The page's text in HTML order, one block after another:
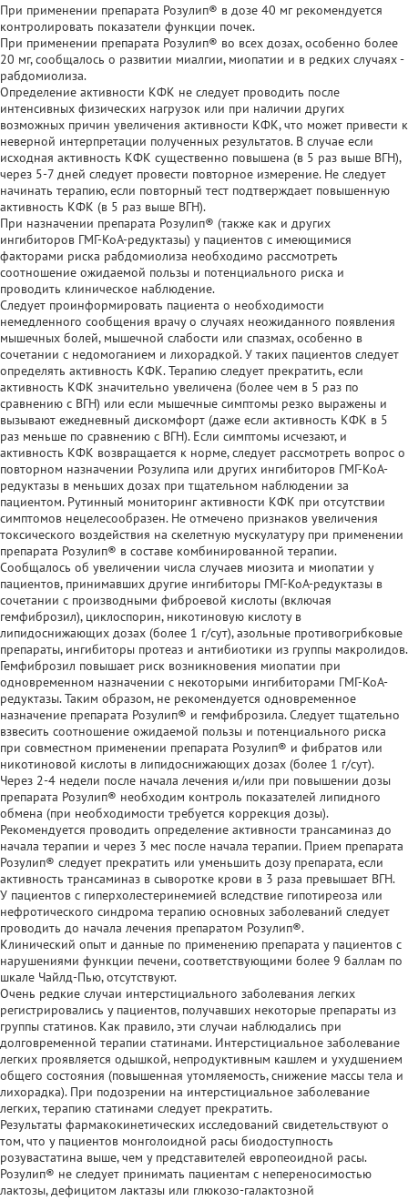
При применении препарата Розулип® в дозе 40 мг рекомендуется
контролировать показатели функции почек.
При применении препарата Розулип® во всех дозах, особенно более
20 мг, сообщалось о развитии миалгии, миопатии и в редких случаях -
рабдомиолиза.
Определение активности КФК не следует проводить после
интенсивных физических нагрузок или при наличии других
возможных причин увеличения активности КФК, что может привести к
неверной интерпретации полученных результатов. В случае если
исходная активность КФК существенно повышена (в 5 раз выше ВГН),
через 5-7 дней следует провести повторное измерение. Не следует
начинать терапию, если повторный тест подтверждает повышенную
активность КФК (в 5 раз выше ВГН).
При назначении препарата Розулип® (также как и других
ингибиторов ГМГ-КоА-редуктазы) у пациентов с имеющимися
факторами риска рабдомиолиза необходимо рассмотреть
соотношение ожидаемой пользы и потенциального риска и
проводить клиническое наблюдение.
Следует проинформировать пациента о необходимости
немедленного сообщения врачу о случаях неожиданного появления
мышечных болей, мышечной слабости или спазмах, особенно в
сочетании с недомоганием и лихорадкой. У таких пациентов следует
определять активность КФК. Терапию следует прекратить, если
активность КФК значительно увеличена (более чем в 5 раз по
сравнению с ВГН) или если мышечные симптомы резко выражены и
вызывают ежедневный дискомфорт (даже если активность КФК в 5
раз меньше по сравнению с ВГН). Если симптомы исчезают, и
активность КФК возвращается к норме, следует рассмотреть вопрос о
повторном назначении Розулипа или других ингибиторов ГМГ-КоА-
редуктазы в меньших дозах при тщательном наблюдении за
пациентом. Рутинный мониторинг активности КФК при отсутствии
симптомов нецелесообразен. Не отмечено признаков увеличения
токсического воздействия на скелетную мускулатуру при применении
препарата Розулип® в составе комбинированной терапии.
Сообщалось об увеличении числа случаев миозита и миопатии у
пациентов, принимавших другие ингибиторы ГМГ-КоА-редуктазы в
сочетании с производными фиброевой кислоты (включая
гемфиброзил), циклоспорин, никотиновую кислоту в
липидоснижающих дозах (более 1 г/сут), азольные противогрибковые
препараты, ингибиторы протеаз и антибиотики из группы макролидов.
Гемфиброзил повышает риск возникновения миопатии при
одновременном назначении с некоторыми ингибиторами ГМГ-КоА-
редуктазы. Таким образом, не рекомендуется одновременное
назначение препарата Розулип® и гемфиброзила. Следует тщательно
взвесить соотношение ожидаемой пользы и потенциального риска
при совместном применении препарата Розулип® и фибратов или
никотиновой кислоты в липидоснижающих дозах (более 1 г/сут).
Через 2-4 недели после начала лечения и/или при повышении дозы
препарата Розулип® необходим контроль показателей липидного
обмена (при необходимости требуется коррекция дозы).
Рекомендуется проводить определение активности трансаминаз до
начала терапии и через 3 мес после начала терапии. Прием препарата
Розулип® следует прекратить или уменьшить дозу препарата, если
активность трансаминаз в сыворотке крови в 3 раза превышает ВГН.
У пациентов с гиперхолестеринемией вследствие гипотиреоза или
нефротического синдрома терапию основных заболеваний следует
проводить до начала лечения препаратом Розулип®.
Клинический опыт и данные по применению препарата у пациентов с
нарушениями функции печени, соответствующими более 9 баллам по
шкале Чайлд-Пью, отсутствуют.
Очень редкие случаи интерстициального заболевания легких
регистрировались у пациентов, получавших некоторые препараты из
группы статинов. Как правило, эти случаи наблюдались при
долговременной терапии статинами. Интерстициальное заболевание
легких проявляется одышкой, непродуктивным кашлем и ухудшением
общего состояния (повышенная утомляемость, снижение массы тела и
лихорадка). При подозрении на интерстициальное заболевание
легких, терапию статинами следует прекратить.
Результаты фармакокинетических исследований свидетельствуют о
том, что у пациентов монголоидной расы биодоступность
розувастатина выше, чем у представителей европеоидной расы.
Розулип® не следует принимать пациентам с непереносимостью
лактозы, дефицитом лактазы или глюкозо-галактозной